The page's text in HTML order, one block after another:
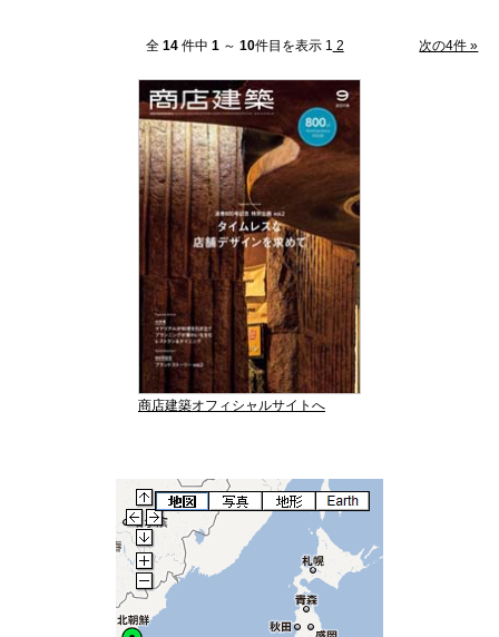
全 14件中 1～ 10件目を表示 1 2 次の4件 »
商店建築オフィシャルサイトへ